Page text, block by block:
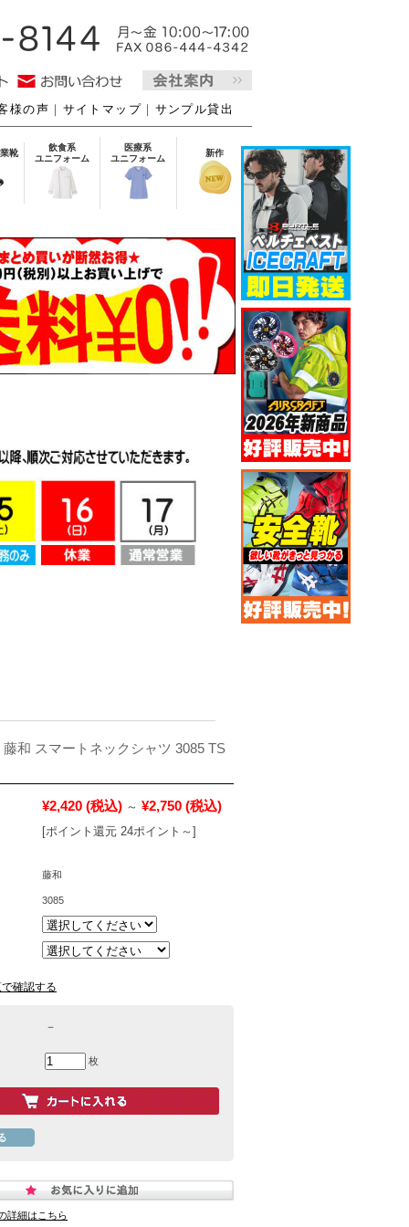
様の声 ｜ サイトマップ ｜ サンプル貸出
靴
飲食系
ユニフォーム
医療系
ユニフォーム
新作
和 スマートネックシャツ 3085 TS
¥2,420 (税込) ～ ¥2,750 (税込)
[ポイント還元 24ポイント～]
藤和
3085
確認する
－
枚
詳細はこちら